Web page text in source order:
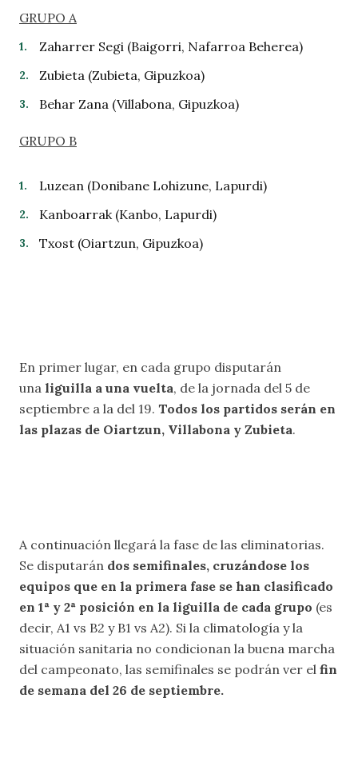
GRUPO A
Zaharrer Segi (Baigorri, Nafarroa Beherea)
Zubieta (Zubieta, Gipuzkoa)
Behar Zana (Villabona, Gipuzkoa)
GRUPO B
Luzean (Donibane Lohizune, Lapurdi)
Kanboarrak (Kanbo, Lapurdi)
Txost (Oiartzun, Gipuzkoa)
En primer lugar, en cada grupo disputarán
una liguilla a una vuelta, de la jornada del 5 de
septiembre a la del 19. Todos los partidos serán en
las plazas de Oiartzun, Villabona y Zubieta.
A continuación llegará la fase de las eliminatorias.
Se disputarán dos semifinales, cruzándose los
equipos que en la primera fase se han clasificado
en 1ª y 2ª posición en la liguilla de cada grupo (es
decir, A1 vs B2 y B1 vs A2). Si la climatología y la
situación sanitaria no condicionan la buena marcha
del campeonato, las semifinales se podrán ver el fin
de semana del 26 de septiembre.